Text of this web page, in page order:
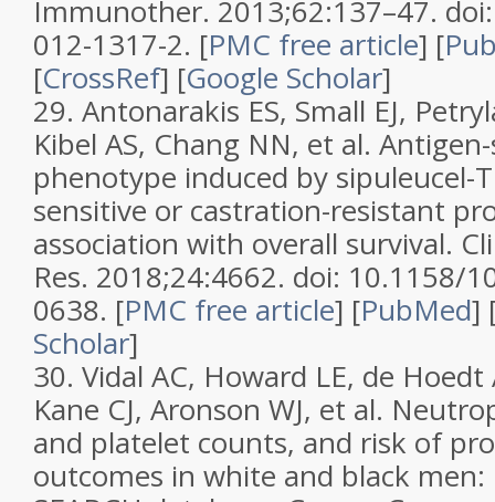
Immunother. 2013;62:137–47.
012-1317-2. [PMC free article] [
[CrossRef] [Google Scholar]
29. Antonarakis ES, Small EJ,
Kibel AS, Chang NN, et al.
phenotype induced by sipuleucel-
sensitive or castration-resistant
association with overall survival.
Res. 2018;24:4662. doi: 10.1158/
0638. [PMC free article] [PubMed]
Scholar]
30. Vidal AC, Howard LE, de
Kane CJ, Aronson WJ, et al.
and platelet counts, and risk of
outcomes in white and black